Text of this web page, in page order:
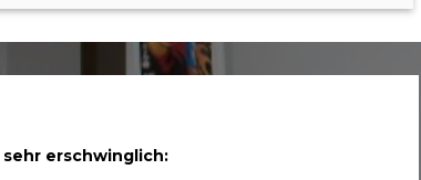
sehr erschwinglich: